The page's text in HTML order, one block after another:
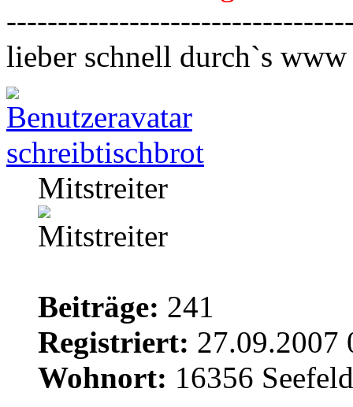
lieber schnell durch`s www
schreibtischbrot
Mitstreiter
Beiträge: 241
Registriert: 27.09.2007
Wohnort: 16356 Seefeld